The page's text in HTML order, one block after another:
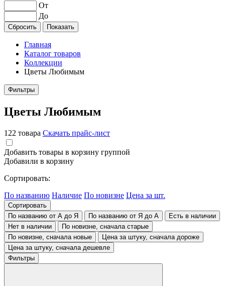
От
До
Главная
Каталог товаров
Коллекции
Цветы Любимым
Фильтры
Цветы Любимым
122 товара Скачать прайс-лист
Добавить товары в корзину группой
Добавили в корзину
Сортировать:
По названию Наличие По новизне Цена за шт.
Сортировать
По названию от А до Я
По названию от Я до А
Есть в наличии
Нет в наличии
По новизне, сначала старые
По новизне, сначала новые
Цена за штуку, сначала дороже
Цена за штуку, сначала дешевле
Фильтры